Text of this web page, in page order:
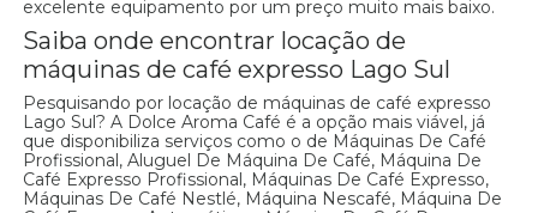
excelente equipamento por um preço muito mais baixo.
Saiba onde encontrar locação de
máquinas de café expresso Lago Sul
Pesquisando por locação de máquinas de café expresso
Lago Sul? A Dolce Aroma Café é a opção mais viável, já
que disponibiliza serviços como o de Máquinas De Café
Profissional, Aluguel De Máquina De Café, Máquina De
Café Expresso Profissional, Máquinas De Café Expresso,
Máquinas De Café Nestlé, Máquina Nescafé, Máquina De